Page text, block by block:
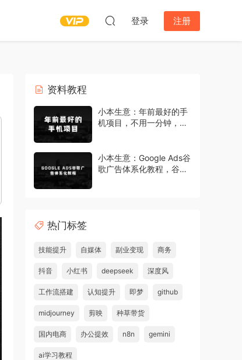
登录 注册
资料教程
小本生意：年前最好的手
机项目，不用一分钟，单
小本生意：Google Ads谷
歌广告体系化教程，谷歌
热门标签
技能提升 自媒体 副业变现 商务
抖音 小红书 deepseek 深度风
工作流搭建 认知提升 即梦 github
midjourney 剪映 种草带货
国内电商 办公提效 n8n gemini
ai学习教程